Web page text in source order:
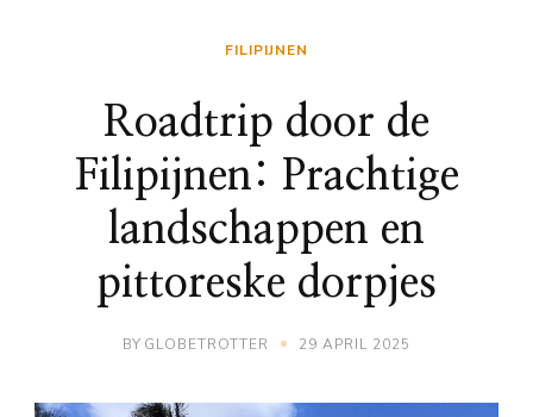
FILIPIJNEN
Roadtrip door de
Filipijnen: Prachtige
landschappen en
pittoreske dorpjes
BY GLOBETROTTER 29 APRIL 2025